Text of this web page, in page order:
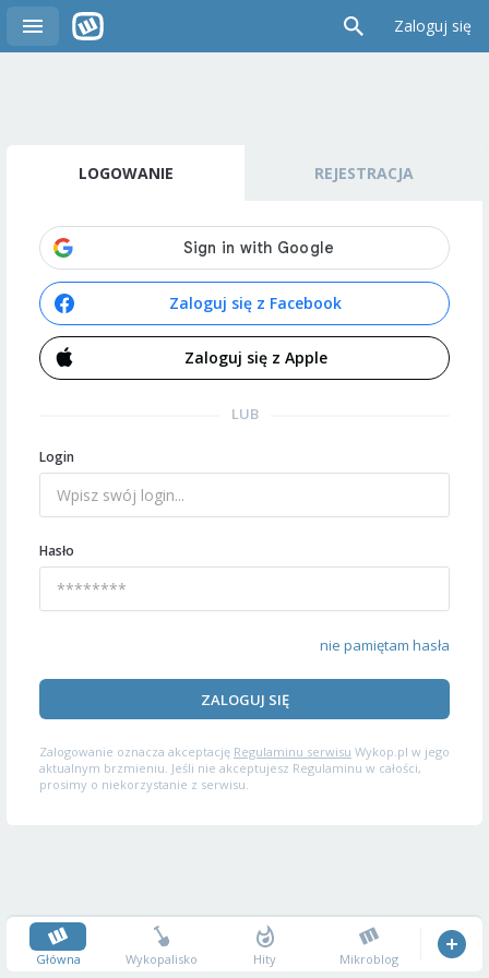
Zaloguj się
LOGOWANIE REJESTRACJA
Zaloguj się z Facebook
Zaloguj się z Apple
LUB
Login
Hasło
nie pamiętam hasła
ZALOGUJ SIĘ
Zalogowanie oznacza akceptację Regulaminu serwisu Wykop.pl w jego
aktualnym brzmieniu. Jeśli nie akceptujesz Regulaminu w całości,
prosimy o niekorzystanie z serwisu.
Główna Wykopalisko Hity Mikroblog